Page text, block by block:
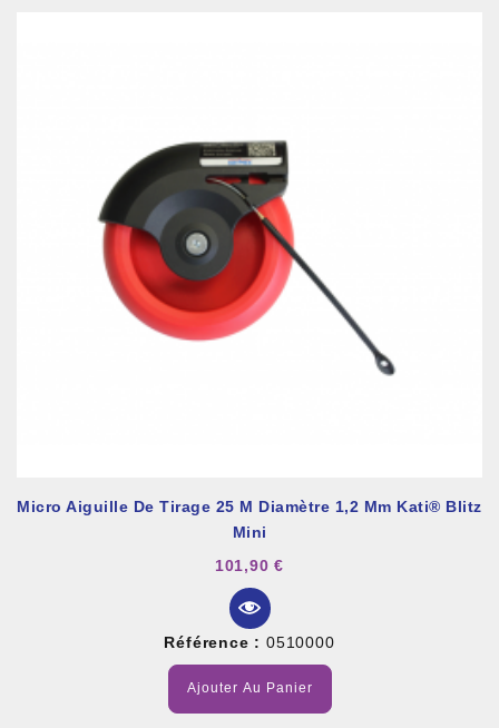
Micro Aiguille De Tirage 25 M Diamètre 1,2 Mm Kati® Blitz
Mini
101,90 €
Référence : 0510000
Ajouter Au Panier